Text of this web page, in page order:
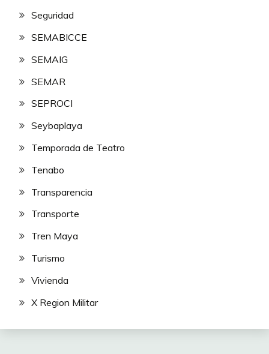
Seguridad
SEMABICCE
SEMAIG
SEMAR
SEPROCI
Seybaplaya
Temporada de Teatro
Tenabo
Transparencia
Transporte
Tren Maya
Turismo
Vivienda
X Region Militar